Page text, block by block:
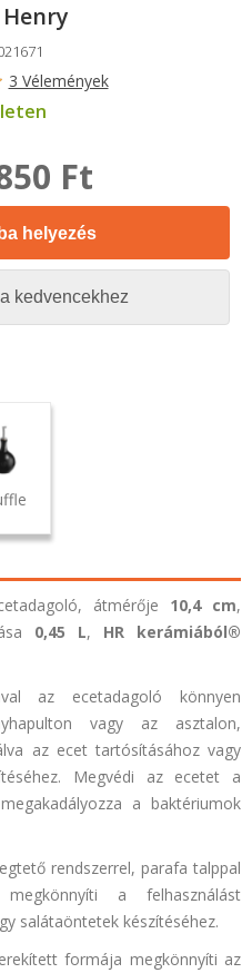
3 Vélemények
Ft
helyezés
kedvencekhez
átmérője 10,4 cm,
0,45 L, HR kerámiából®
az ecetadagoló könnyen
vagy az asztalon,
az ecet tartósításához vagy
Megvédi az ecetet a
a baktériumok
rendszerrel, parafa talppal
a felhasználást
salátaöntetek készítéséhez.
formája megkönnyíti az